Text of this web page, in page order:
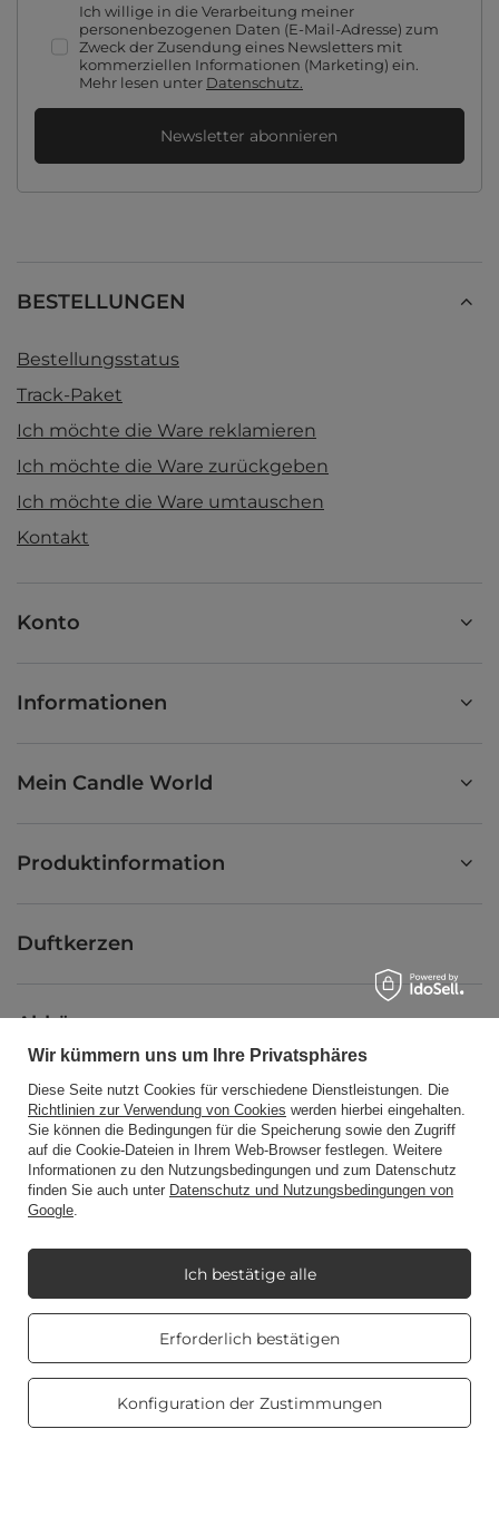
Ich willige in die Verarbeitung meiner
personenbezogenen Daten (E-Mail-Adresse) zum
Zweck der Zusendung eines Newsletters mit
kommerziellen Informationen (Marketing) ein.
Mehr lesen unter Datenschutz.
Newsletter abonnieren
BESTELLUNGEN
Bestellungsstatus
Track-Paket
Ich möchte die Ware reklamieren
Ich möchte die Ware zurückgeben
Ich möchte die Ware umtauschen
Kontakt
Konto
Informationen
Mein Candle World
Produktinformation
Duftkerzen
Abkürzung
Blog
Candle World,Tarnowska 23/2,61-323Poznań
Im Shop präsentieren wir die Nettopreise (exkl. MwSt.).
Copyright © Candle World 2016-2026 Alle Rechte vorbehalten
Wir kümmern uns um Ihre Privatsphäres
Diese Seite nutzt Cookies für verschiedene Dienstleistungen. Die
Richtlinien zur Verwendung von Cookies werden hierbei eingehalten.
Sie können die Bedingungen für die Speicherung sowie den Zugriff
auf die Cookie-Dateien in Ihrem Web-Browser festlegen. Weitere
Informationen zu den Nutzungsbedingungen und zum Datenschutz
finden Sie auch unter Datenschutz und Nutzungsbedingungen von
Google.
Erforderlich bestätigen
Konfiguration der Zustimmungen
Ich bestätige alle